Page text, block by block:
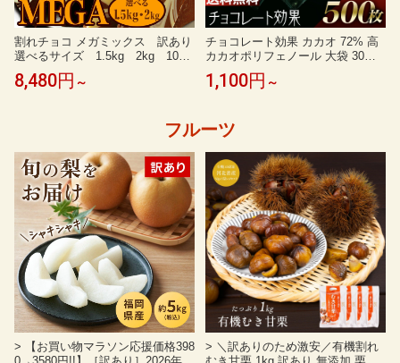
割れチョコ メガミックス 訳あり
選べるサイズ 1.5kg 2kg 10種
東京 自由が丘 チュべ・ド・ショ
コラ クーベルチュール 山盛
コミックス メガMIX ヒルナン
8,480円 ～
チョコレート効果 カカオ 72% 高
カカオポリフェノール 大袋 30枚 5
0枚 100枚 150枚 200枚 300枚 400
枚 500枚 カカオ 70% 以上 大容量
1,100円 ～
フルーツ
> 【お買い物マラソン応援価格398
> ＼訳ありのため激安／有機割れ